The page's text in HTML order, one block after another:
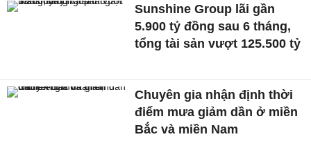
Sunshine Group lãi gần
5.900 tỷ đồng sau 6 tháng,
tổng tài sản vượt 125.500 tỷ
Chuyên gia nhận định thời
điểm mưa giảm dần ở miền
Bắc và miền Nam